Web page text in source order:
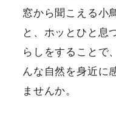
窓から聞こえる小
と、ホッとひと息
らしをすることで
んな自然を身近に
ませんか。